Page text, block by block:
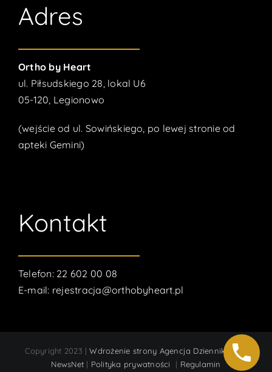
Adres
Ortho by Heart
ul. Piłsudskiego 28, lokal U6
05-120, Legionowo
(wejście od ul. Sowińskiego, po lewej stronie od
apteki Gemini)
Kontakt
Telefon: 22 602 00 08
E-mail: rejestracja@orthobyheart.pl
Copyright 2023 |Wdrożenie strony Agencja Dziennikarska
NewsNet | Polityka prywatności | Regulamin